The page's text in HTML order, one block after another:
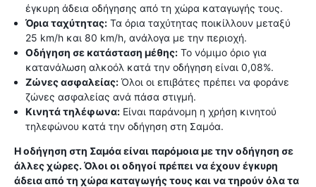
έγκυρη άδεια οδήγησης από τη χώρα καταγωγής τους.
Όρια ταχύτητας: Τα όρια ταχύτητας ποικίλλουν μεταξύ
25 km/h και 80 km/h, ανάλογα με την περιοχή.
Οδήγηση σε κατάσταση μέθης: Το νόμιμο όριο για
κατανάλωση αλκοόλ κατά την οδήγηση είναι 0,08%.
Ζώνες ασφαλείας: Όλοι οι επιβάτες πρέπει να φοράνε
ζώνες ασφαλείας ανά πάσα στιγμή.
Κινητά τηλέφωνα: Είναι παράνομη η χρήση κινητού
τηλεφώνου κατά την οδήγηση στη Σαμόα.
Η οδήγηση στη Σαμόα είναι παρόμοια με την οδήγηση σε
άλλες χώρες. Όλοι οι οδηγοί πρέπει να έχουν έγκυρη
άδεια από τη χώρα καταγωγής τους και να τηρούν όλα τα